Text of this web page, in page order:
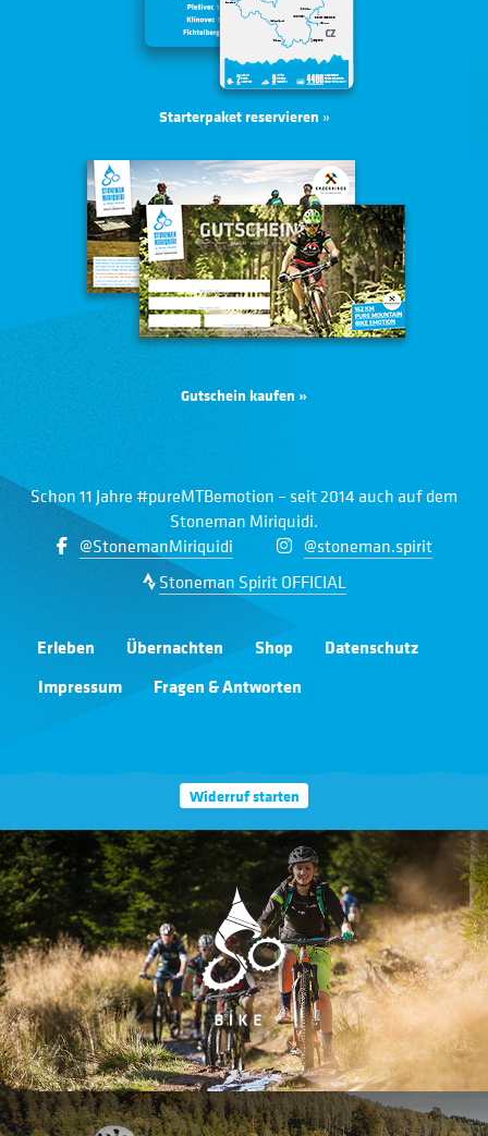
Starterpaket reservieren »
Gutschein kaufen »
Schon 11 Jahre #pureMTBemotion – seit 2014 auch auf dem
Stoneman Miriquidi.
@StonemanMiriquidi
@stoneman.spirit
Stoneman Spirit OFFICIAL
Erleben Übernachten Shop
Datenschutz
Impressum
Fragen & Antworten
Widerruf starten